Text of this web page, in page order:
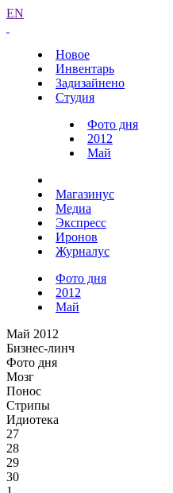
EN
Новое
Инвентарь
Задизайнено
Студия
Фото дня
2012
Май
Магазинус
Медиа
Экспресс
Иронов
Журналус
Фото дня
2012
Май
Май 2012
Бизнес-линч
Фото дня
Мозг
Понос
Стрипы
Идиотека
27
28
29
30